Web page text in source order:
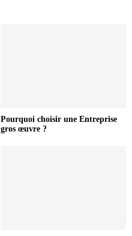
Pourquoi choisir une Entreprise
gros œuvre ?